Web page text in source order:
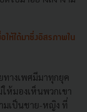
ให้ได้มาซึ่งอิสรภาพใน
ทางเพศมีมาทุกยุค
ห้มองเห็นพวกเขา
มเป็นชาย-หญิง ที่